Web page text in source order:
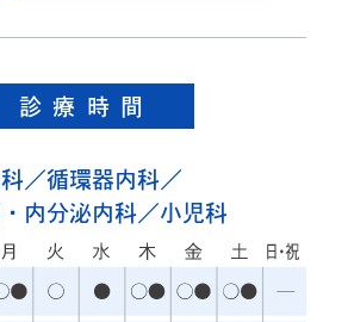
診療時間
／循環器内科／
内分泌内科／小児科